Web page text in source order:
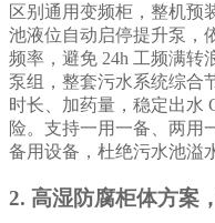
区别通用变频柜，整机预
池液位自动启停提升泵，
频率，避免 24h 工频满转
泵组，整套污水系统综合
时长、加药量，稳定出水
险。支持一用一备、两用
备用设备，杜绝污水池溢
2. 高湿防腐柜体方案